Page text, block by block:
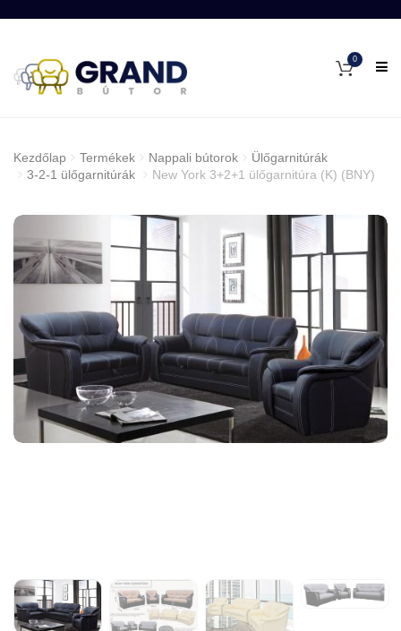
0
Kezdőlap Termékek Nappali bútorok
Ülőgarnitúrák
3-2-1 ülőgarnitúrák
New York 3+2+1 ülőgarnitúra (K) (BNY)